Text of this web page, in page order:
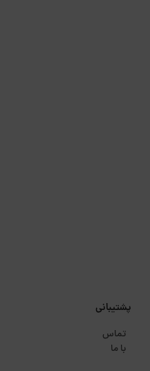
پشتیبانی
تماس
با ما